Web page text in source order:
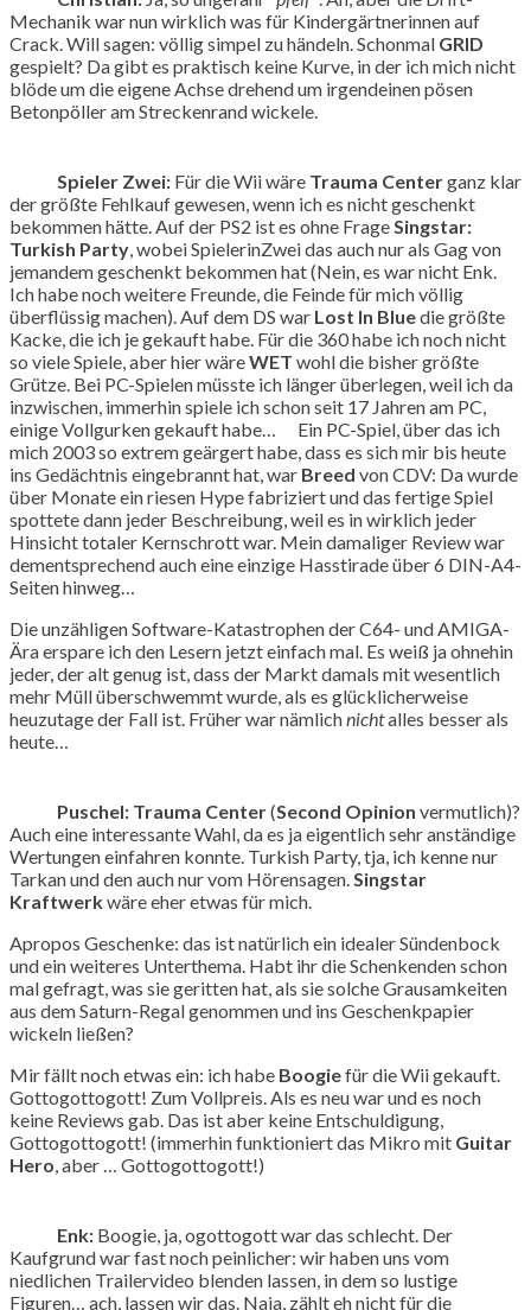
Mechanik war nun wirklich was für Kindergärtnerinnen auf
Crack. Will sagen: völlig simpel zu händeln. Schonmal GRID
gespielt? Da gibt es praktisch keine Kurve, in der ich mich nicht
blöde um die eigene Achse drehend um irgendeinen pösen
Betonpöller am Streckenrand wickele.
Spieler Zwei: Für die Wii wäre Trauma Centerganz klar
der größte Fehlkauf gewesen, wenn ich es nicht geschenkt
bekommen hätte. Auf der PS2 ist es ohne Frage Singstar:
Turkish Party , wobei SpielerinZwei das auch nur als Gag von
jemandem geschenkt bekommen hat (Nein, es war nicht Enk.
Ich habe noch weitere Freunde, die Feinde für mich völlig
überflüssig machen). Auf dem DS war Lost In Bluedie größte
Kacke, die ich je gekauft habe. Für die 360 habe ich noch nicht
so viele Spiele, aber hier wäreWET wohl die bisher größte
Grütze. Bei PC-Spielen müsste ich länger überlegen, weil ich da
inzwischen, immerhin spiele ich schon seit 17 Jahren am PC,
einige Vollgurken gekauft habe… Ein PC-Spiel, über das ich
mich 2003 so extrem geärgert habe, dass es sich mir bis heute
ins Gedächtnis eingebrannt hat, war Breed von CDV: Da wurde
über Monate ein riesen Hype fabriziert und das fertige Spiel
spottete dann jeder Beschreibung, weil es in wirklich jeder
Hinsicht totaler Kernschrott war. Mein damaliger Review war
dementsprechend auch eine einzige Hasstirade über 6 DIN-A4-
Seiten hinweg…
Die unzähligen Software-Katastrophen der C64- und AMIGA-
Ära erspare ich den Lesern jetzt einfach mal. Es weiß ja ohnehin
jeder, der alt genug ist, dass der Markt damals mit wesentlich
mehr Müll überschwemmt wurde, als es glücklicherweise
heuzutage der Fall ist. Früher war nämlichnichtalles besser als
heute…
Puschel: Trauma Center(Second Opinion vermutlich)?
Auch eine interessante Wahl, da es ja eigentlich sehr anständige
Wertungen einfahren konnte. Turkish Party, tja, ich kenne nur
Tarkan und den auch nur vom Hörensagen. Singstar
Kraftwerkwäre eher etwas für mich.
Apropos Geschenke: das ist natürlich ein idealer Sündenbock
und ein weiteres Unterthema. Habt ihr die Schenkenden schon
mal gefragt, was sie geritten hat, als sie solche Grausamkeiten
aus dem Saturn-Regal genommen und ins Geschenkpapier
wickeln ließen?
Mir fällt noch etwas ein: ich habe Boogiefür die Wii gekauft.
Gottogottogott! Zum Vollpreis. Als es neu war und es noch
keine Reviews gab. Das ist aber keine Entschuldigung,
Gottogottogott! (immerhin funktioniert das Mikro mit Guitar
Hero , aber … Gottogottogott!)
Enk: Boogie, ja, ogottogott war das schlecht. Der
Kaufgrund war fast noch peinlicher: wir haben uns vom
niedlichen Trailervideo blenden lassen, in dem so lustige
Figuren… ach, lassen wir das. Naja, zählt eh nicht für die